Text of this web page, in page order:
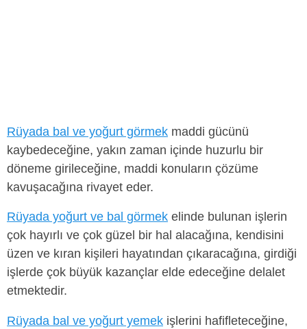
Rüyada bal ve yoğurt görmek maddi gücünü
kaybedeceğine, yakın zaman içinde huzurlu bir
döneme girileceğine, maddi konuların çözüme
kavuşacağına rivayet eder.
Rüyada yoğurt ve bal görmek elinde bulunan işlerin
çok hayırlı ve çok güzel bir hal alacağına, kendisini
üzen ve kıran kişileri hayatından çıkaracağına, girdiği
işlerde çok büyük kazançlar elde edeceğine delalet
etmektedir.
Rüyada bal ve yoğurt yemek işlerini hafifleteceğine,